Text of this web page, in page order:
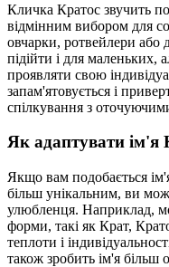
Кличка Кратос звучить
відмінним вибором для
овчарки, ротвейлери
підійти і для маленьких,
проявляти свою
запам'ятовується і
спілкування з
Як адаптувати ім'я
Якщо вам подобається
більш унікальним, ви
улюбленця. Наприклад,
форми, такі як Крат,
теплоти і
також зробить ім'я більш